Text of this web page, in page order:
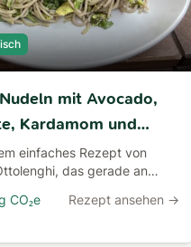
mit Avocado,
Kardamom und
nach Yotam
einfaches Rezept von
das gerade an
ist
CO₂e Rezept ansehen →